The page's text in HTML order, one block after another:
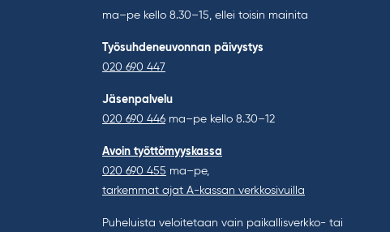
ma–pe kello 8.30–15, ellei toisin mainita
Työsuhdeneuvonnan päivystys
020 690 447
Jäsenpalvelu
020 690 446 ma–pe kello 8.30–12
Avoin työttömyyskassa
020 690 455 ma–pe,
tarkemmat ajat A-kassan verkkosivuilla
Puheluista veloitetaan vain paikallisverkko- tai